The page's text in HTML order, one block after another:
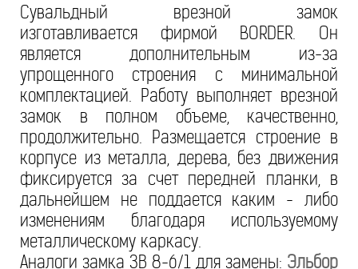
Сувальдный врезной замок
изготавливается фирмой BORDER. Он
является дополнительным из-за
упрощенного строения с минимальной
комплектацией. Работу выполняет врезной
замок в полном объеме, качественно,
продолжительно. Размещается строение в
корпусе из металла, дерева, без движения
фиксируется за счет передней планки, в
дальнейшем не поддается каким - либо
изменениям благодаря используемому
металлическому каркасу.
Аналоги замка ЗВ 8-6/1 для замены: Эльбор